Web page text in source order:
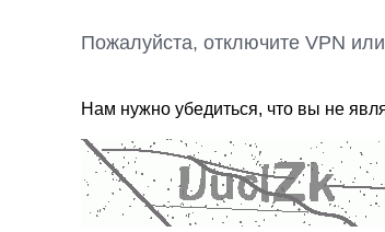
Пожалуйста, отключите VPN
Нам нужно убедиться, что вы не